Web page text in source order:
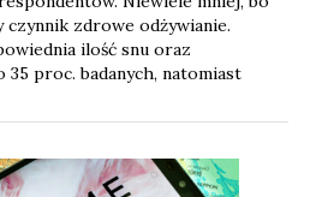
czynnik zdrowe odżywianie.
ilość snu oraz
35 proc. badanych, natomiast